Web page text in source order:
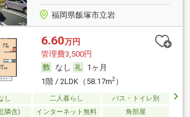
福岡県飯塚市立岩
6.60万円
管理費3,500円
なし
1ヶ月
1階 / 2LDK（58.17m2）
し 二人暮らし
バス・トイレ別
隣含)
インターネット無料 角部屋